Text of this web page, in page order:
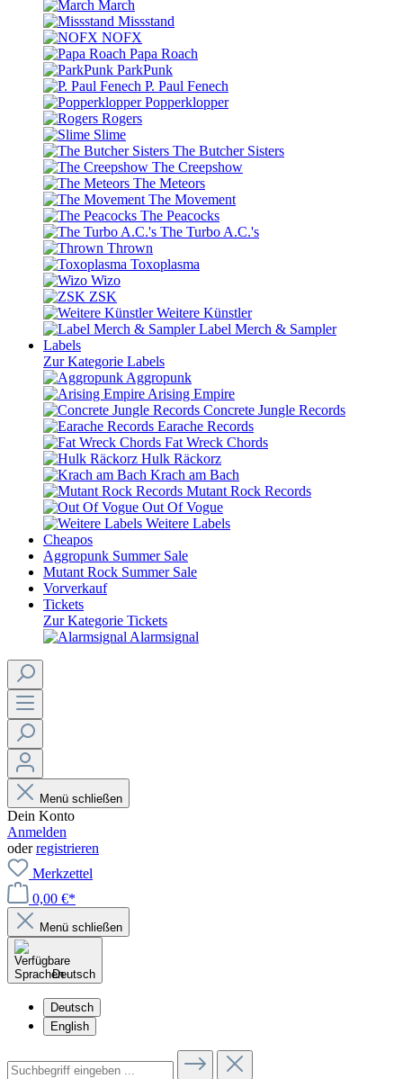
March
Missstand
NOFX
Papa Roach
ParkPunk
P. Paul Fenech
Popperklopper
Rogers
Slime
The Butcher Sisters
The Creepshow
The Meteors
The Movement
The Peacocks
The Turbo A.C.'s
Thrown
Toxoplasma
Wizo
ZSK
Weitere Künstler
Label Merch & Sampler
Labels
Zur Kategorie Labels
Aggropunk
Arising Empire
Concrete Jungle Records
Earache Records
Fat Wreck Chords
Hulk Räckorz
Krach am Bach
Mutant Rock Records
Out Of Vogue
Weitere Labels
Cheapos
Aggropunk Summer Sale
Mutant Rock Summer Sale
Vorverkauf
Tickets
Zur Kategorie Tickets
Alarmsignal
Menü schließen
Dein Konto
Anmelden
oderregistrieren
Merkzettel
0,00 €*
Menü schließen
Deutsch
Deutsch
English